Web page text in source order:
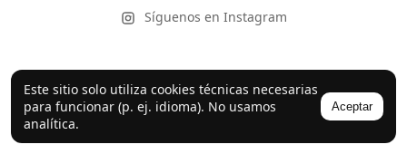
Este sitio solo utiliza cookies técnicas necesarias
para funcionar (p. ej. idioma). No usamos
analítica.
Aceptar
Síguenos en Instagram